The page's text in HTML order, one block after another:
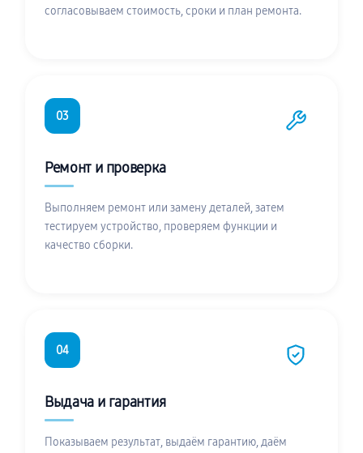
согласовываем стоимость, сроки и план ремонта.
03
Ремонт и проверка
Выполняем ремонт или замену деталей, затем
тестируем устройство, проверяем функции и
качество сборки.
04
Выдача и гарантия
Показываем результат, выдаём гарантию, даём